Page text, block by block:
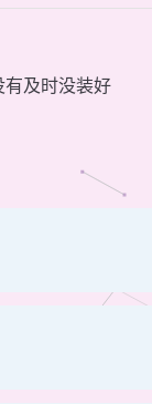
及时没装好